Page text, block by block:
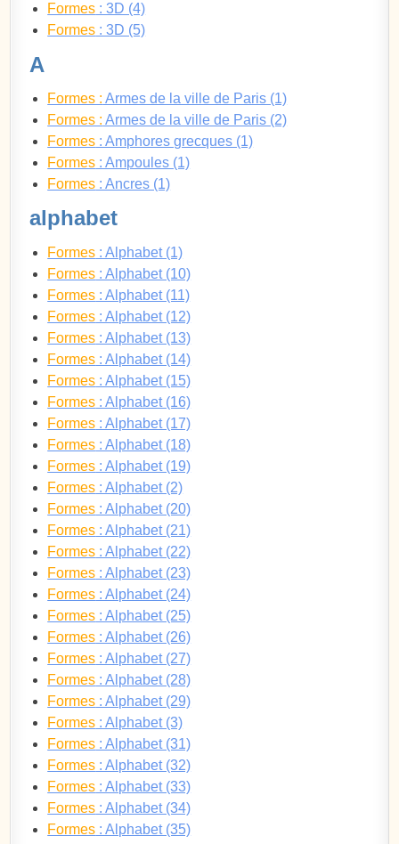
Formes : 3D (4)
Formes : 3D (5)
A
Formes : Armes de la ville de Paris (1)
Formes : Armes de la ville de Paris (2)
Formes : Amphores grecques (1)
Formes : Ampoules (1)
Formes : Ancres (1)
alphabet
Formes : Alphabet (1)
Formes : Alphabet (10)
Formes : Alphabet (11)
Formes : Alphabet (12)
Formes : Alphabet (13)
Formes : Alphabet (14)
Formes : Alphabet (15)
Formes : Alphabet (16)
Formes : Alphabet (17)
Formes : Alphabet (18)
Formes : Alphabet (19)
Formes : Alphabet (2)
Formes : Alphabet (20)
Formes : Alphabet (21)
Formes : Alphabet (22)
Formes : Alphabet (23)
Formes : Alphabet (24)
Formes : Alphabet (25)
Formes : Alphabet (26)
Formes : Alphabet (27)
Formes : Alphabet (28)
Formes : Alphabet (29)
Formes : Alphabet (3)
Formes : Alphabet (31)
Formes : Alphabet (32)
Formes : Alphabet (33)
Formes : Alphabet (34)
Formes : Alphabet (35)